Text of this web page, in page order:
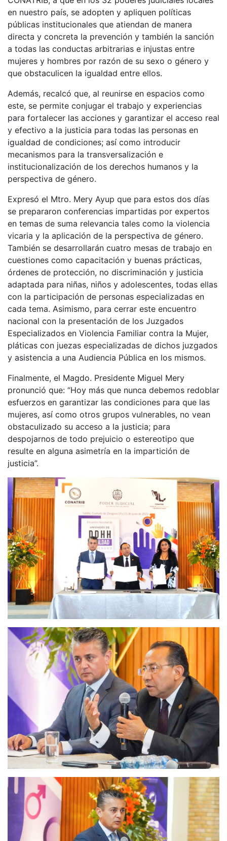
en nuestro país, se adopten y apliquen políticas
públicas institucionales que atiendan de manera
directa y concreta la prevención y también la sanción
a todas las conductas arbitrarias e injustas entre
mujeres y hombres por razón de su sexo o género y
que obstaculicen la igualdad entre ellos.
Además, recalcó que, al reunirse en espacios como
este, se permite conjugar el trabajo y experiencias
para fortalecer las acciones y garantizar el acceso real
y efectivo a la justicia para todas las personas en
igualdad de condiciones; así como introducir
mecanismos para la transversalización e
institucionalización de los derechos humanos y la
perspectiva de género.
Expresó el Mtro. Mery Ayup que para estos dos días
se prepararon conferencias impartidas por expertos
en temas de suma relevancia tales como la violencia
vicaria y la aplicación de la perspectiva de género.
También se desarrollarán cuatro mesas de trabajo en
cuestiones como capacitación y buenas prácticas,
órdenes de protección, no discriminación y justicia
adaptada para niñas, niños y adolescentes, todas ellas
con la participación de personas especializadas en
cada tema. Asimismo, para cerrar este encuentro
nacional con la presentación de los Juzgados
Especializados en Violencia Familiar contra la Mujer,
pláticas con juezas especializadas de dichos juzgados
y asistencia a una Audiencia Pública en los mismos.
Finalmente, el Magdo. Presidente Miguel Mery
pronunció que: “Hoy más que nunca debemos redoblar
esfuerzos en garantizar las condiciones para que las
mujeres, así como otros grupos vulnerables, no vean
obstaculizado su acceso a la justicia; para
despojarnos de todo prejuicio o estereotipo que
resulte en alguna asimetría en la impartición de
justicia”.